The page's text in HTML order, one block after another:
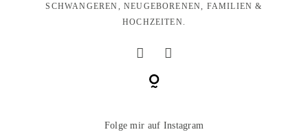
SCHWANGEREN, NEUGEBORENEN, FAMILIEN &
HOCHZEITEN.
Folge mir auf Instagram